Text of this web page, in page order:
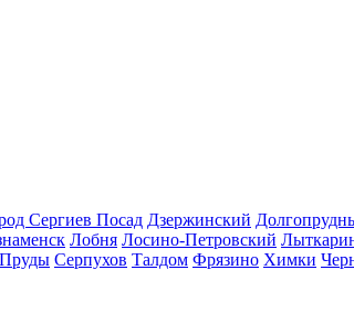
Сергиев Посад Дзержинский
Лобня Лосино-Петровский
Серпухов Талдом Фрязино Химки